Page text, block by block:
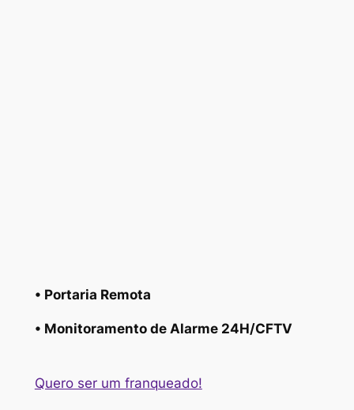
• Portaria Remota
• Monitoramento de Alarme 24H/CFTV
Quero ser um franqueado!